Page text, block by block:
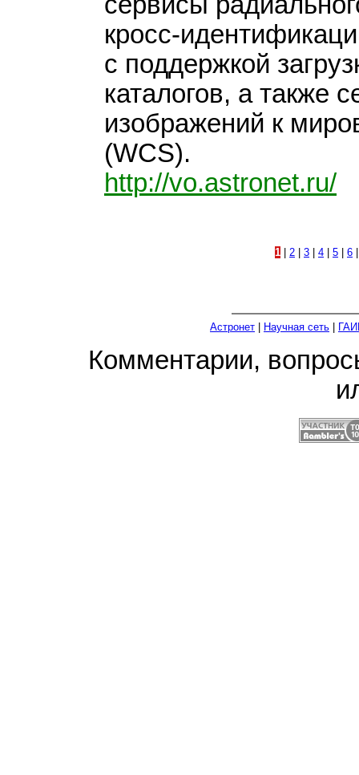
кросс-
с поддержкой
каталогов, а также
изображений к
(WCS).
http://vo.astronet.ru/
1 2 3 4 5 6
Астронет Научная сеть
Комментарии,